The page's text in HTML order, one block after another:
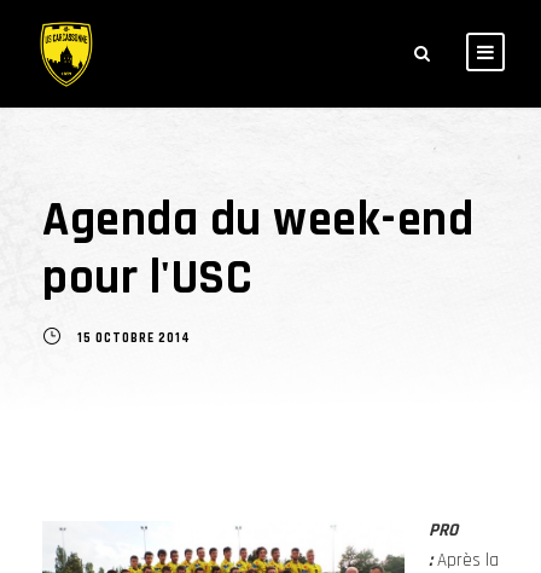
Agenda du week-end
pour l'USC
15 OCTOBRE 2014
PRO
:Après la